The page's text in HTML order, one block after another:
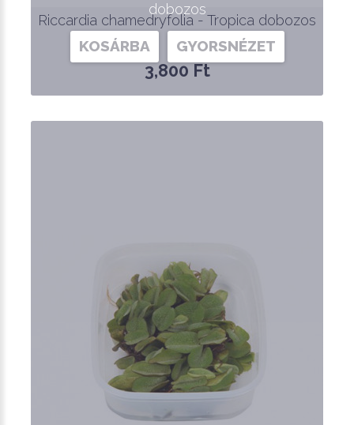
Riccardia chamedryfolia - Tropica dobozos
3,800 Ft
dobozos
KOSÁRBA GYORSNÉZET